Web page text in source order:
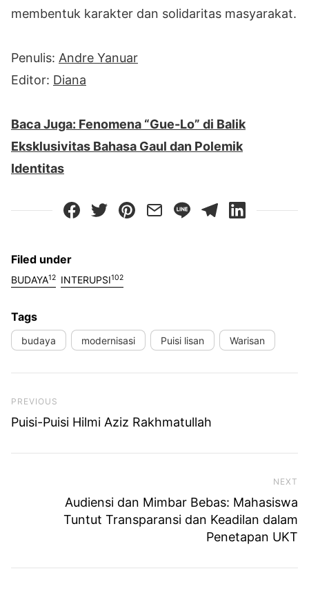
membentuk karakter dan solidaritas masyarakat.
Penulis: Andre Yanuar
Editor: Diana
Baca Juga: Fenomena “Gue-Lo” di Balik
Eksklusivitas Bahasa Gaul dan Polemik
Identitas
Filed under
BUDAYA12 INTERUPSI102
Tags
budaya modernisasi Puisi lisan Warisan
Previous Post
PREVIOUS
Puisi-Puisi Hilmi Aziz Rakhmatullah
NEXT
Audiensi dan Mimbar Bebas: Mahasiswa
Tuntut Transparansi dan Keadilan dalam
Penetapan UKT